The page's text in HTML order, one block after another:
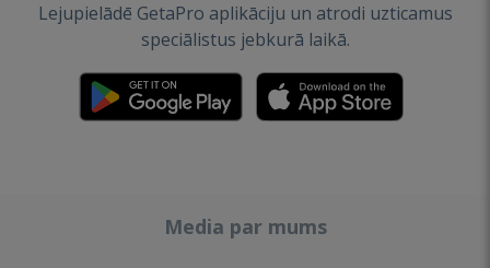
Lejupielādē GetaPro aplikāciju un atrodi uzticamus
speciālistus jebkurā laikā.
Media par mums